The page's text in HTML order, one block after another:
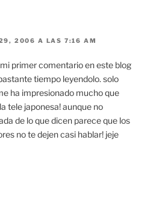
29, 2006 A LAS 7:16 AM
primer comentario en este blog
tiempo leyendolo. solo
ha impresionado mucho que
tele japonesa! aunque no
de lo que dicen parece que los
no te dejen casi hablar! jeje